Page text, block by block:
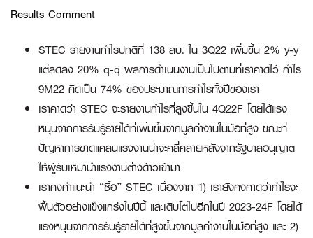
Results Comment
STEC รายงานกำไรปกติที่ 138 ลบ. ใน 3Q22 เพิ่มขึ้น 2% y-y
แต่ลดลง 20% q-q ผลการดำเนินงานเป็นไปตามที่เราคาดไว้ กำไร
9M22 คิดเป็น 74% ของประมาณการกำไรทั้งปีของเรา
เราคาดว่า STEC จะรายงานกำไรที่สูงขึ้นใน 4Q22F โดยได้แรง
หนุนจากการรับรู้รายได้ที่เพิ่มขึ้นจากมูลค่างานในมือที่สูง ขณะที่
ปัญหาการขาดแคลนแรงงานน่าจะคลี่คลายหลังจากรัฐบาลอนุญาต
ให้ผู้รับเหมานำแรงงานต่างด้าวเข้ามา
เราคงคำแนะนำ “ซื้อ” STEC เนื่องจาก 1) เรายังคงคาดว่ากำไรจะ
ฟื้นตัวอย่างแข็งแกร่งในปีนี้ และเติบโตไปอีกในปี 2023-24F โดยได้
แรงหนุนจากการรับรู้รายได้ที่สูงขึ้นจากมูลค่างานในมือที่สูง และ 2)